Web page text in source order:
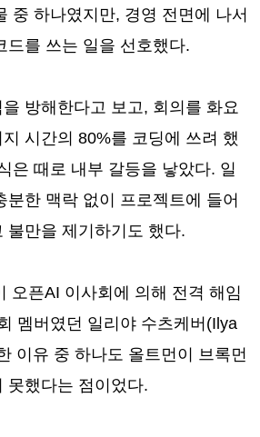
중 하나였지만, 경영 전면에 나서
드를 쓰는 일을 선호했다.
방해한다고 보고, 회의를 화요
시간의 80%를 코딩에 쓰려 했
은 때로 내부 갈등을 낳았다. 일
분한 맥락 없이 프로젝트에 들어
불만을 제기하기도 했다.
오픈AI 이사회에 의해 전격 해임
멤버였던 일리야 수츠케버(Ilya
이유 중 하나도 올트먼이 브록먼
못했다는 점이었다.